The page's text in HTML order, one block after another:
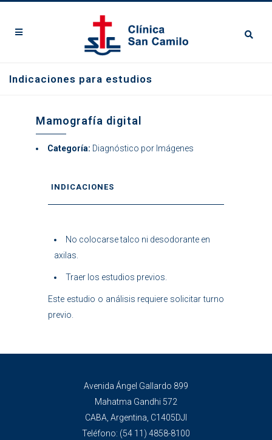
Indicaciones para estudios
Mamografía digital
Categoría: Diagnóstico por Imágenes
INDICACIONES
No colocarse talco ni desodorante en
axilas.
Traer los estudios previos.
Este estudio o análisis requiere solicitar turno
previo.
Avenida Ángel Gallardo 899
Mahatma Gandhi 572
CABA, Argentina, C1405DJI
Teléfono: (54 11) 4858-8100